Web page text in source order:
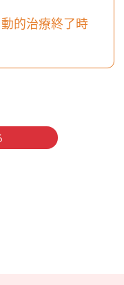
動的治療終了時